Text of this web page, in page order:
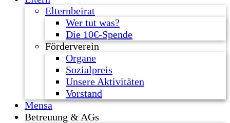
Elternbeirat
Wer tut was?
Die 10€-Spende
Förderverein
Organe
Sozialpreis
Unsere Aktivitäten
Vorstand
Mensa
Betreuung & AGs